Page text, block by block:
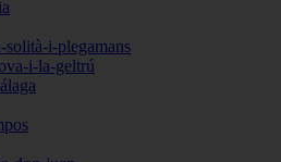
solità-i-plegamans
i-la-geltrú